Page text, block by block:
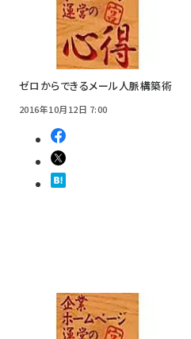
ゼロからできるメール人脈構築術
2016年10月12日 7:00